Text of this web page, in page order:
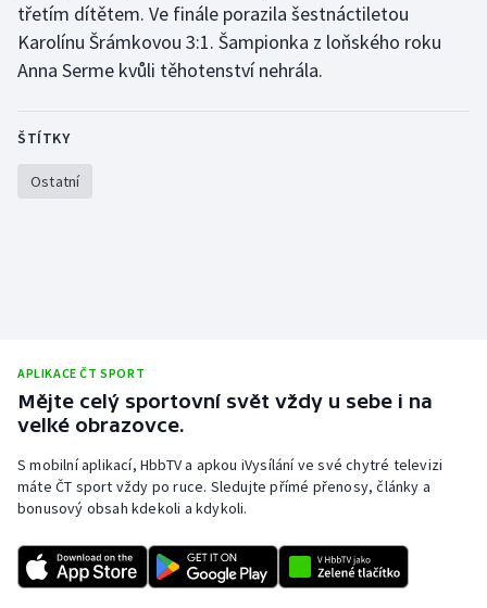
Házená
Jezdectví
Judo
Krasobruslení
Motorsport
Parasport
Plavání
třetím dítětem. Ve finále porazila šestnáctiletou
Karolínu Šrámkovou 3:1. Šampionka z loňského roku
Anna Serme kvůli těhotenství nehrála.
ŠTÍTKY
Ostatní
APLIKACE ČT SPORT
Mějte celý sportovní svět vždy u sebe i na
velké obrazovce.
S mobilní aplikací, HbbTV a apkou iVysílání ve své chytré televizi
máte ČT sport vždy po ruce. Sledujte přímé přenosy, články a
bonusový obsah kdekoli a kdykoli.